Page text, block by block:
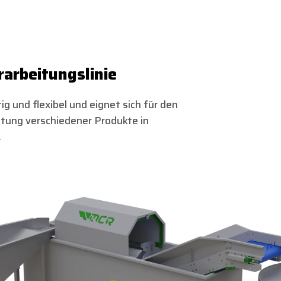
und flexibel und eignet sich für den
verschiedener Produkte in